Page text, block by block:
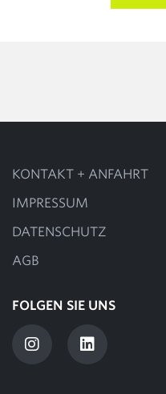
KONTAKT + ANFAHRT
IMPRESSUM
DATENSCHUTZ
AGB
FOLGEN SIE UNS